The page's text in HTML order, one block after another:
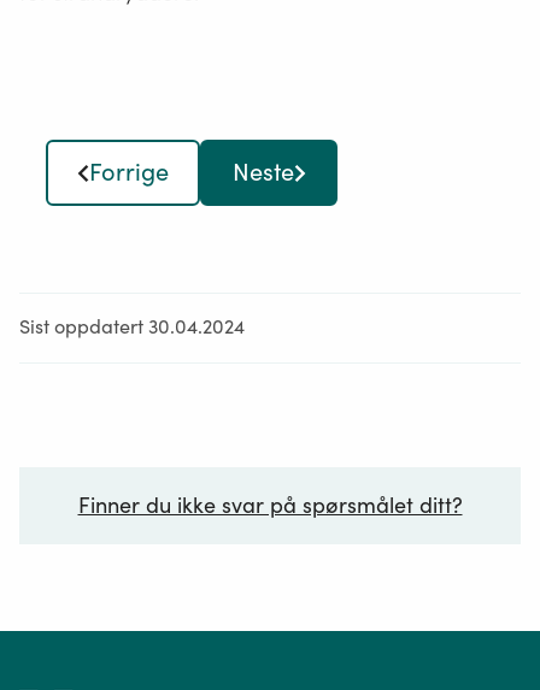
Forrige Neste
Sist oppdatert 30.04.2024
Finner du ikke svar på spørsmålet ditt?